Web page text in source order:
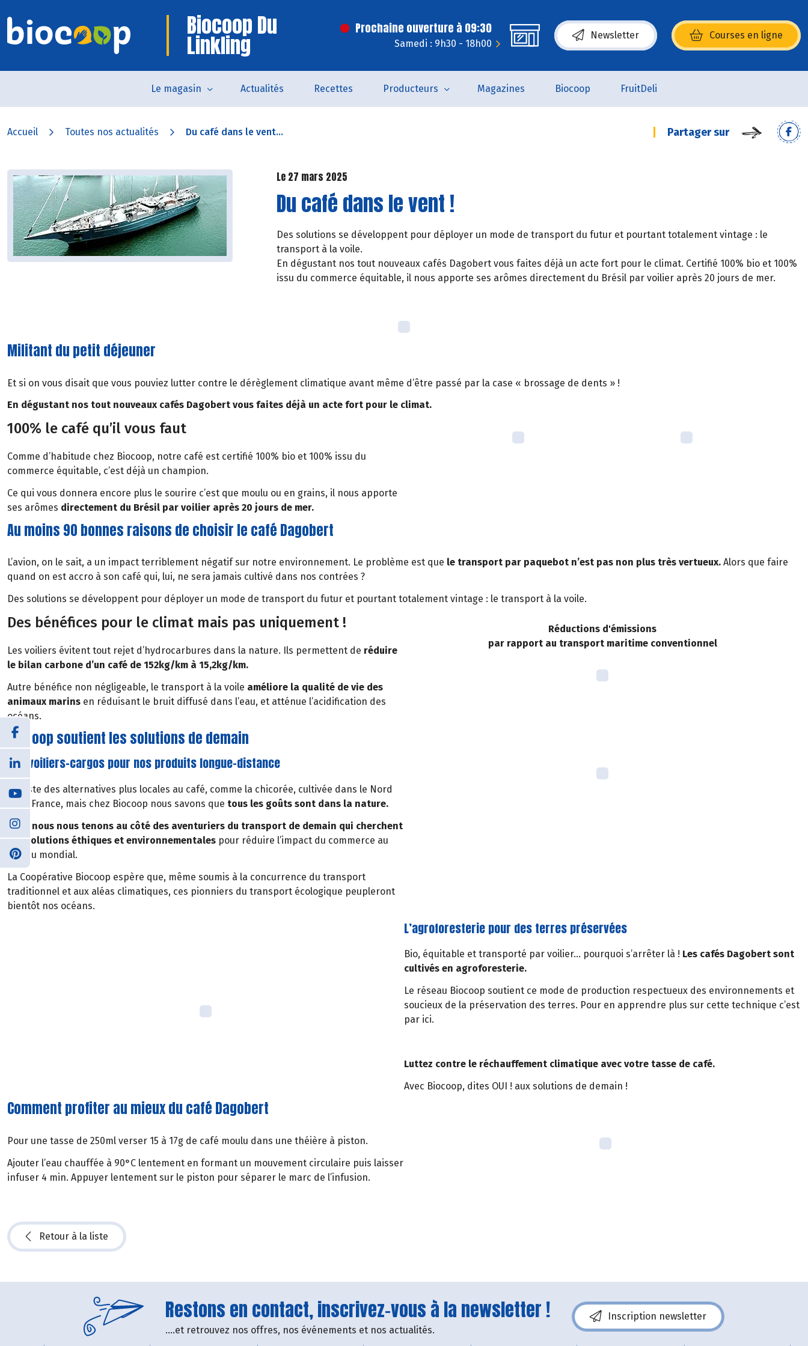
Biocoop Du
Linkling
Prochaine ouverture à 09:30
Samedi : 9h30 - 18h00
Newsletter Courses en ligne
(s’ouvre dans une nouvelle fenêtre)
Le magasin Actualités Recettes Producteurs Magazines Biocoop FruitDeli
Accueil Toutes nos actualités Du café dans le vent... Partager sur
Le 27 mars 2025
Du café dans le vent !
Des solutions se développent pour déployer un mode de transport du futur et pourtant totalement vintage : le
transport à la voile.
En dégustant nos tout nouveaux cafés Dagobert vous faites déjà un acte fort pour le climat. Certifié 100% bio et 100%
issu du commerce équitable, il nous apporte ses arômes directement du Brésil par voilier après 20 jours de mer.
Militant du petit déjeuner
Et si on vous disait que vous pouviez lutter contre le dérèglement climatique avant même d’être passé par la case « brossage de dents » !
En dégustant nos tout nouveaux cafés Dagobert vous faites déjà un acte fort pour le climat.
100% le café qu’il vous faut
Comme d’habitude chez Biocoop, notre café est certifié 100% bio et 100% issu du
commerce équitable, c’est déjà un champion.
Ce qui vous donnera encore plus le sourire c’est que moulu ou en grains, il nous apporte
ses arômes directement du Brésil par voilier après 20 jours de mer.
Au moins 90 bonnes raisons de choisir le café Dagobert
L’avion, on le sait, a un impact terriblement négatif sur notre environnement. Le problème est que le transport par paquebot n’est pas non plus très vertueux. Alors que faire
quand on est accro à son café qui, lui, ne sera jamais cultivé dans nos contrées ?
Des solutions se développent pour déployer un mode de transport du futur et pourtant totalement vintage : le transport à la voile.
Des bénéfices pour le climat mais pas uniquement !
Les voiliers évitent tout rejet d’hydrocarbures dans la nature. Ils permettent de réduire
le bilan carbone d’un café de 152kg/km à 15,2kg/km.
Autre bénéfice non négligeable, le transport à la voile améliore la qualité de vie des
animaux marins en réduisant le bruit diffusé dans l’eau, et atténue l’acidification des
océans.
Réductions d'émissions
par rapport au transport maritime conventionnel
Biocoop soutient les solutions de demain
Des voiliers-cargos pour nos produits longue-distance
Il existe des alternatives plus locales au café, comme la chicorée, cultivée dans le Nord
de la France, mais chez Biocoop nous savons que tous les goûts sont dans la nature.
Alors nous nous tenons au côté des aventuriers du transport de demain qui cherchent
des solutions éthiques et environnementales pour réduire l’impact du commerce au
niveau mondial.
La Coopérative Biocoop espère que, même soumis à la concurrence du transport
traditionnel et aux aléas climatiques, ces pionniers du transport écologique peupleront
bientôt nos océans.
L’agroforesterie pour des terres préservées
Bio, équitable et transporté par voilier… pourquoi s’arrêter là ! Les cafés Dagobert sont
cultivés en agroforesterie.
Le réseau Biocoop soutient ce mode de production respectueux des environnements et
soucieux de la préservation des terres. Pour en apprendre plus sur cette technique c’est
par ici.
Luttez contre le réchauffement climatique avec votre tasse de café.
Avec Biocoop, dites OUI ! aux solutions de demain !
Comment profiter au mieux du café Dagobert
Pour une tasse de 250ml verser 15 à 17g de café moulu dans une théière à piston.
Ajouter l’eau chauffée à 90°C lentement en formant un mouvement circulaire puis laisser
infuser 4 min. Appuyer lentement sur le piston pour séparer le marc de l’infusion.
Retour à la liste
Restons en contact, inscrivez-vous à la newsletter !
....et retrouvez nos offres, nos événements et nos actualités.
Inscription newsletter